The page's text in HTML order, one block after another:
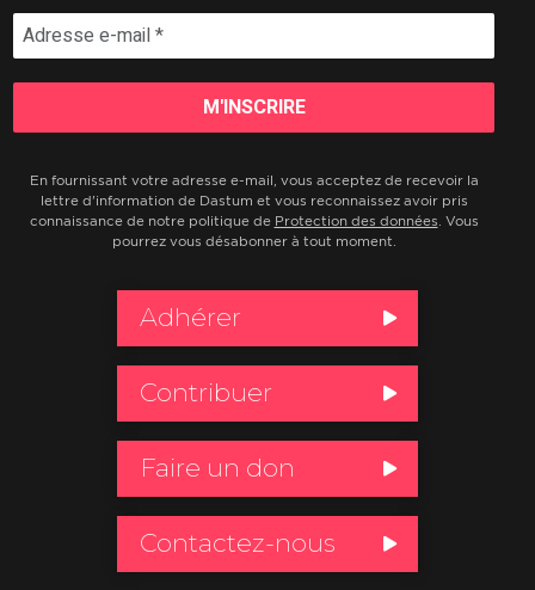
En fournissant votre adresse e-mail, vous acceptez de recevoir la
lettre d'information de Dastum et vous reconnaissez avoir pris
connaissance de notre politique de Protection des données . Vous
pourrez vous désabonner à tout moment.
Adhérer
Contribuer
Faire un don
Contactez-nous